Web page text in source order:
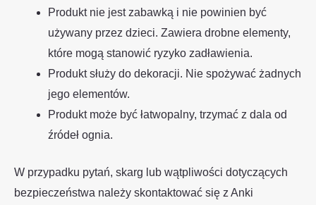
Produkt nie jest zabawką i nie powinien być
używany przez dzieci. Zawiera drobne elementy,
które mogą stanowić ryzyko zadławienia.
Produkt służy do dekoracji. Nie spożywać żadnych
jego elementów.
Produkt może być łatwopalny, trzymać z dala od
źródeł ognia.
W przypadku pytań, skarg lub wątpliwości dotyczących
bezpieczeństwa należy skontaktować się z Anki